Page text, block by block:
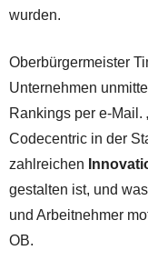
wurden.
Oberbürgermeister
Unternehmen
Rankings per e-Mail.
Codecentric in der
zahlreichen
gestalten ist, und
und Arbeitnehmer
OB.